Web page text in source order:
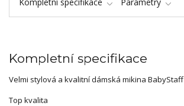
Kompletní specifikace
Velmi stylová a kvalitní dámská mikina BabyStaff
Top kvalita